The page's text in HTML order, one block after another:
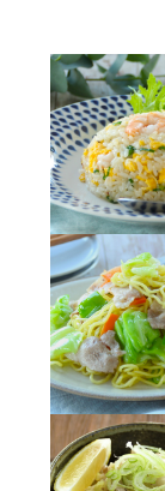
お祝い
おつまみ/
主菜
副菜
ごはんも
サラダ
スープ
シャンタン
シャンタ
創味のつゆ
創味のつ
創味のつ
京の和風